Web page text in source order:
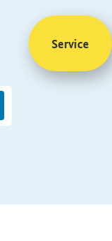
Service